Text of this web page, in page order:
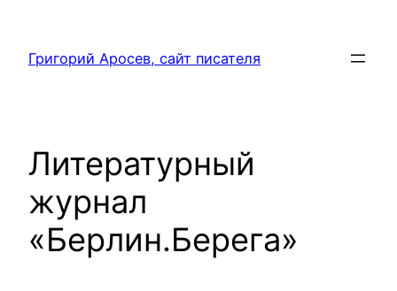
содержимому
Григорий Аросев, сайт писателя
Литературный
журнал
«Берлин.Берега»